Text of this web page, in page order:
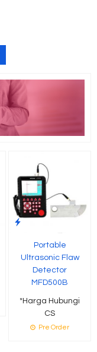
Portable
Ultrasonic Flaw
Detector
MFD500B
*Harga Hubungi
CS
Pre Order